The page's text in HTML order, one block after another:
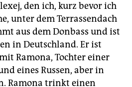
den ich, kurz bevor ich
unter dem Terrassendach
aus dem Donbass und ist
in Deutschland. Er ist
Ramona, Tochter einer
eines Russen, aber in
Ramona trinkt einen